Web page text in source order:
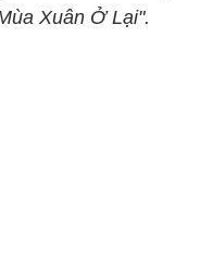
Xuân Ở Lại".